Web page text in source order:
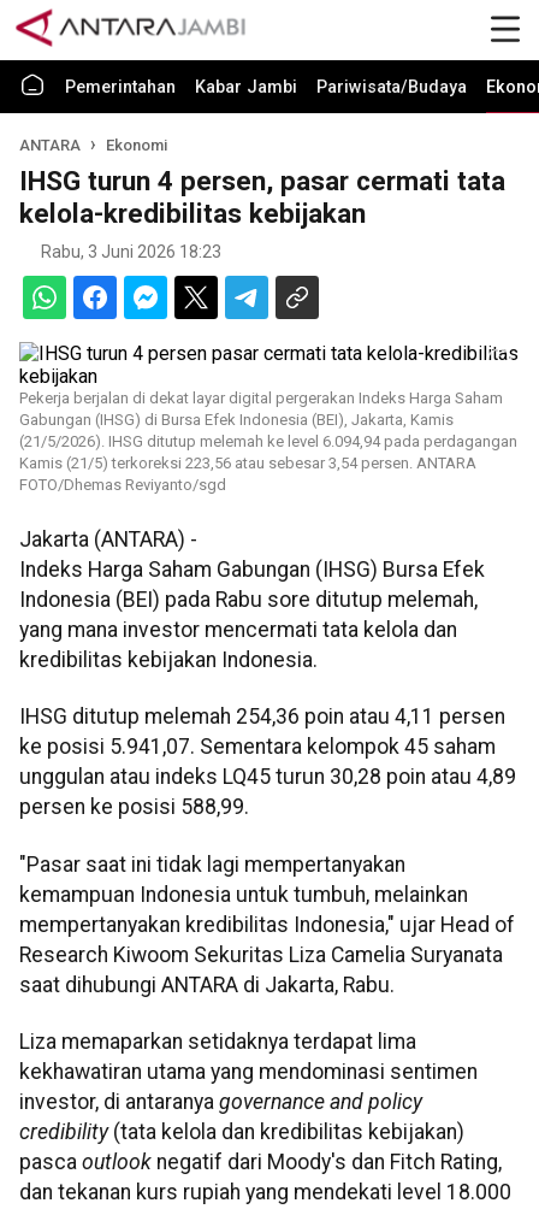
Pemerintahan Kabar Jambi Pariwisata/Budaya
ANTARA Ekonomi
IHSG turun 4 persen, pasar cermati tata
kelola-kredibilitas kebijakan
Rabu, 3 Juni 2026 18:23
Pekerja berjalan di dekat layar digital pergerakan Indeks Harga Saham
Gabungan (IHSG) di Bursa Efek Indonesia (BEI), Jakarta, Kamis
(21/5/2026). IHSG ditutup melemah ke level 6.094,94 pada perdagangan
Kamis (21/5) terkoreksi 223,56 atau sebesar 3,54 persen. ANTARA
FOTO/Dhemas Reviyanto/sgd
Jakarta (ANTARA) -
Indeks Harga Saham Gabungan (IHSG) Bursa Efek
Indonesia (BEI) pada Rabu sore ditutup melemah,
yang mana investor mencermati tata kelola dan
kredibilitas kebijakan Indonesia.
IHSG ditutup melemah 254,36 poin atau 4,11 persen
ke posisi 5.941,07. Sementara kelompok 45 saham
unggulan atau indeks LQ45 turun 30,28 poin atau 4,89
persen ke posisi 588,99.
"Pasar saat ini tidak lagi mempertanyakan
kemampuan Indonesia untuk tumbuh, melainkan
mempertanyakan kredibilitas Indonesia," ujar Head of
Research Kiwoom Sekuritas Liza Camelia Suryanata
saat dihubungi ANTARA di Jakarta, Rabu.
Liza memaparkan setidaknya terdapat lima
kekhawatiran utama yang mendominasi sentimen
investor, di antaranya governance and policy
credibility(tata kelola dan kredibilitas kebijakan)
pasca outlook negatif dari Moody's dan Fitch Rating,
dan tekanan kurs rupiah yang mendekati level 18.000